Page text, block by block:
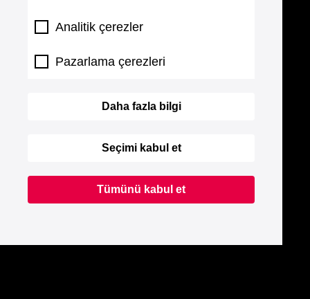
Analitik çerezler
Pazarlama çerezleri
Daha fazla bilgi
Seçimi kabul et
Tümünü kabul et